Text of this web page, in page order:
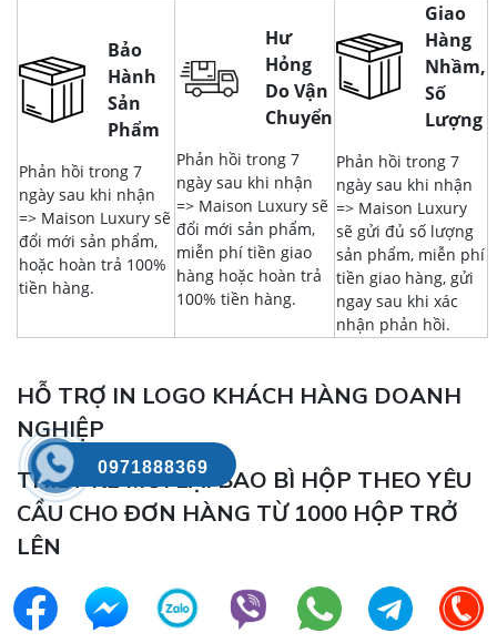
Bảo
Hành
Sản
Phẩm
Phản hồi trong 7
ngày sau khi nhận
=> Maison Luxury sẽ
đổi mới sản phẩm,
hoặc hoàn trả 100%
tiền hàng.
Hư
Hỏng
Do Vận
Chuyển
Phản hồi trong 7
ngày sau khi nhận
=> Maison Luxury sẽ
đổi mới sản phẩm,
miễn phí tiền giao
hàng hoặc hoàn trả
100% tiền hàng.
Giao
Hàng
Nhầm,
Số
Lượng
Phản hồi trong 7
ngày sau khi nhận
=> Maison Luxury
sẽ gửi đủ số lượng
sản phẩm, miễn phí
tiền giao hàng, gửi
ngay sau khi xác
nhận phản hồi.
HỖ TRỢ IN LOGO KHÁCH HÀNG DOANH
NGHIỆP
THIẾT KẾ MỚI LẠI BAO BÌ HỘP THEO YÊU
CẦU CHO ĐƠN HÀNG TỪ 1000 HỘP TRỞ
LÊN
0971888369